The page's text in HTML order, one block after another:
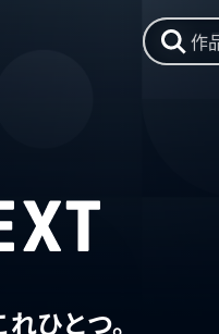
作
ひとつ。